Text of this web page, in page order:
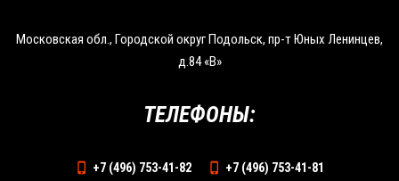
Московская обл., Городской округ Подольск, пр-т Юных Ленинцев,
д.84 «В»
ТЕЛЕФОНЫ:
+7 (496) 753-41-82 +7 (496) 753-41-81